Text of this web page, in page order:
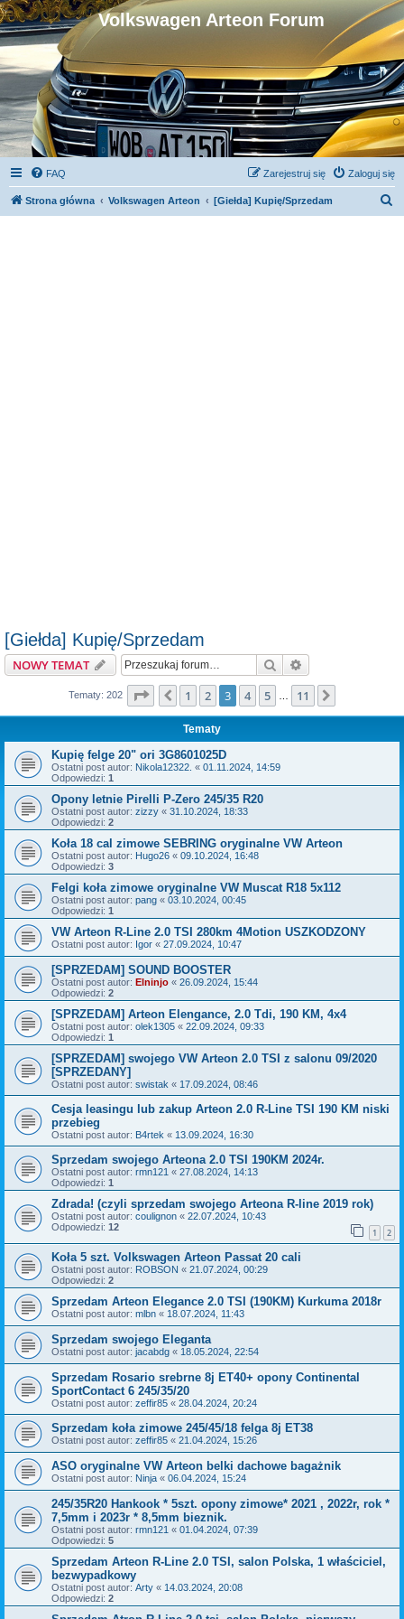
Volkswagen Arteon Forum
FAQ Zaloguj się
Zarejestruj się
Strona główna Volkswagen Arteon [Giełda] Kupię/Sprzedam
[Giełda] Kupię/Sprzedam
NOWY TEMAT Szukaj
Tematy: 202 Strona z11
Poprzednia
1 2 3 4 5 11
Tematy
Kupię felge 20" ori 3G8601025D
Ostatni post autor: Nikola12322. « 01.11.2024, 14:59
Odpowiedzi: 1
Opony letnie Pirelli P-Zero 245/35 R20
Ostatni post autor: zizzy « 31.10.2024, 18:33
Odpowiedzi: 2
Koła 18 cal zimowe SEBRING oryginalne VW Arteon
Ostatni post autor: Hugo26 « 09.10.2024, 16:48
Odpowiedzi: 3
Felgi koła zimowe oryginalne VW Muscat R18 5x112
Ostatni post autor: pang « 03.10.2024, 00:45
Odpowiedzi: 1
VW Arteon R-Line 2.0 TSI 280km 4Motion USZKODZONY
Ostatni post autor: Igor « 27.09.2024, 10:47
[SPRZEDAM] SOUND BOOSTER
Ostatni post autor: Elninjo « 26.09.2024, 15:44
Odpowiedzi: 2
[SPRZEDAM] Arteon Elengance, 2.0 Tdi, 190 KM, 4x4
Ostatni post autor: olek1305 « 22.09.2024, 09:33
Odpowiedzi: 1
[SPRZEDAM] swojego VW Arteon 2.0 TSI z salonu 09/2020
[SPRZEDANY]
Ostatni post autor: swistak « 17.09.2024, 08:46
Cesja leasingu lub zakup Arteon 2.0 R-Line TSI 190 KM niski
przebieg
Ostatni post autor: B4rtek « 13.09.2024, 16:30
Sprzedam swojego Arteona 2.0 TSI 190KM 2024r.
Ostatni post autor: rmn121 « 27.08.2024, 14:13
Odpowiedzi: 1
Zdrada! (czyli sprzedam swojego Arteona R-line 2019 rok)
Ostatni post autor: coulignon « 22.07.2024, 10:43
Odpowiedzi: 12 1 2
Koła 5 szt. Volkswagen Arteon Passat 20 cali
Ostatni post autor: ROBSON « 21.07.2024, 00:29
Odpowiedzi: 2
Sprzedam Arteon Elegance 2.0 TSI (190KM) Kurkuma 2018r
Ostatni post autor: mlbn « 18.07.2024, 11:43
Sprzedam swojego Eleganta
Ostatni post autor: jacabdg « 18.05.2024, 22:54
Sprzedam Rosario srebrne 8j ET40+ opony Continental
SportContact 6 245/35/20
Ostatni post autor: zeffir85 « 28.04.2024, 20:24
Sprzedam koła zimowe 245/45/18 felga 8j ET38
Ostatni post autor: zeffir85 « 21.04.2024, 15:26
ASO oryginalne VW Arteon belki dachowe bagażnik
Ostatni post autor: Ninja « 06.04.2024, 15:24
245/35R20 Hankook * 5szt. opony zimowe* 2021 , 2022r, rok *
7,5mm i 2023r * 8,5mm bieznik.
Ostatni post autor: rmn121 « 01.04.2024, 07:39
Odpowiedzi: 5
Sprzedam Arteon R-Line 2.0 TSI, salon Polska, 1 właściciel,
bezwypadkowy
Ostatni post autor: Arty « 14.03.2024, 20:08
Odpowiedzi: 2